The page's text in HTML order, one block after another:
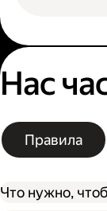
Нас
Правила
Что нужно,